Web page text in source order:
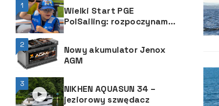
1
Wielki Start PGE
PolSailing: rozpoczynamy
13. rok upowszechniania
2
Nowy akumulator Jenox
AGM
3
NIKHEN AQUASUN 34 –
jeziorowy szwędacz